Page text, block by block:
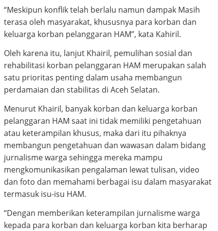
“Meskipun konflik telah berlalu namun dampak Masih
terasa oleh masyarakat, khususnya para korban dan
keluarga korban pelanggaran HAM”, kata Kahiril.
Oleh karena itu, lanjut Khairil, pemulihan sosial dan
rehabilitasi korban pelanggaran HAM merupakan salah
satu prioritas penting dalam usaha membangun
perdamaian dan stabilitas di Aceh Selatan.
Menurut Khairil, banyak korban dan keluarga korban
pelanggaran HAM saat ini tidak memiliki pengetahuan
atau keterampilan khusus, maka dari itu pihaknya
membangun pengetahuan dan wawasan dalam bidang
jurnalisme warga sehingga mereka mampu
mengkomunikasikan pengalaman lewat tulisan, video
dan foto dan memahami berbagai isu dalam masyarakat
termasuk isu-isu HAM.
“Dengan memberikan keterampilan jurnalisme warga
kepada para korban dan keluarga korban kita berharap